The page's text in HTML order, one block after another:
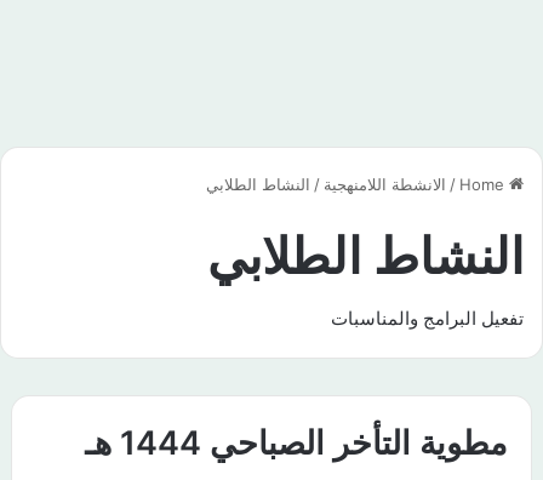
/ الانشطة اللامنهجية / النشاط الطلابي
النشاط الطلابي
تفعيل البرامج والمناسبات
مطوية التأخر الصباحي 1444 هـ